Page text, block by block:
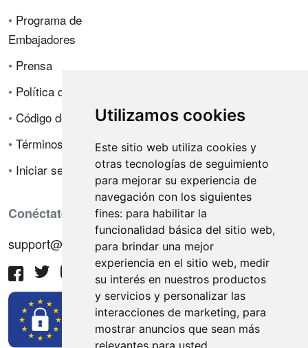
Utilizamos cookies
Este sitio web utiliza cookies y
otras tecnologías de seguimiento
para mejorar su experiencia de
navegación con los siguientes
fines: para habilitar la
funcionalidad básica del sitio web,
para brindar una mejor
experiencia en el sitio web, medir
su interés en nuestros productos
y servicios y personalizar las
interacciones de marketing, para
mostrar anuncios que sean más
relevantes para usted
• Programa de
Embajadores
• Prensa
• Política de privacidad
• Código de ética
• Términos de venta
• Iniciar sesión
Conéctate con nosotros
support@hiringnotes.com